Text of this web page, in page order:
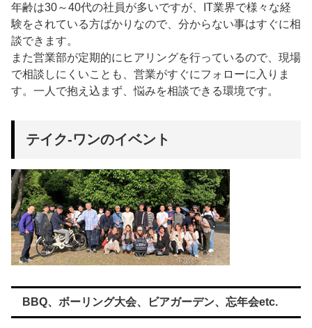
年齢は30～40代の社員が多いですが、IT業界で様々な経
験をされている方ばかりなので、分からない事はすぐに相
談できます。
また営業部が定期的にヒアリングを行っているので、現場
で相談しにくいことも、営業がすぐにフォローに入りま
す。一人で抱え込まず、悩みを相談できる環境です。
テイク-ワンのイベント
BBQ、ボーリング大会、ビアガーデン、忘年会etc.